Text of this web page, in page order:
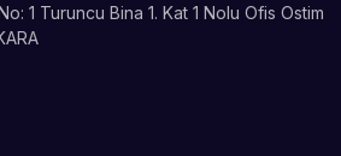
1 Turuncu Bina 1. Kat 1 Nolu Ofis Ostim